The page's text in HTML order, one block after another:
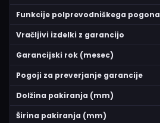
Funkcije polprevodniškega pogona
Vračljivi izdelki z garancijo
Garancijski rok (mesec)
Pogoji za preverjanje garancije
Dolžina pakiranja (mm)
Širina pakiranja (mm)